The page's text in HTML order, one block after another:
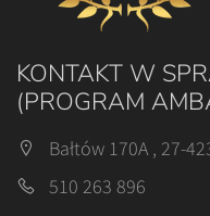
KONTAKT W
(PROGRAM
Bałtów 170A , 27-
510 263 896